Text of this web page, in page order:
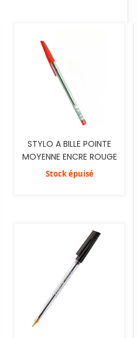
STYLO A BILLE POINTE
MOYENNE ENCRE ROUGE
Stock épuisé